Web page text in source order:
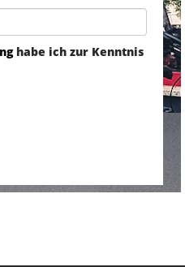
habe ich zur Kenntnis